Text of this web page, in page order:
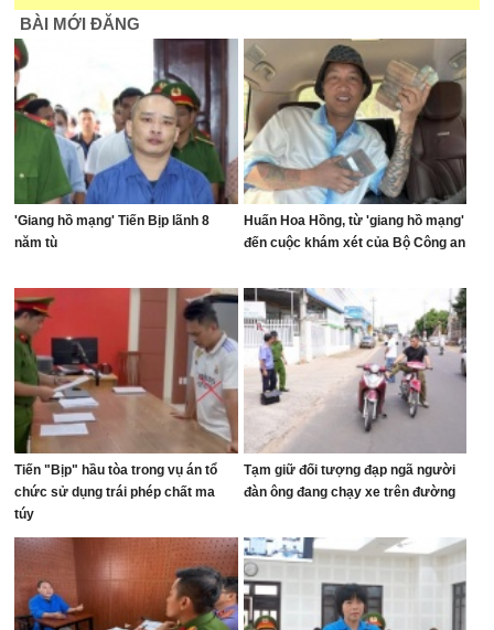
BÀI MỚI ĐĂNG
'Giang hồ mạng' Tiến Bịp lãnh 8
năm tù
Huấn Hoa Hồng, từ 'giang hồ mạng'
đến cuộc khám xét của Bộ Công an
Tiến "Bịp" hầu tòa trong vụ án tổ
chức sử dụng trái phép chất ma
túy
Tạm giữ đối tượng đạp ngã người
đàn ông đang chạy xe trên đường